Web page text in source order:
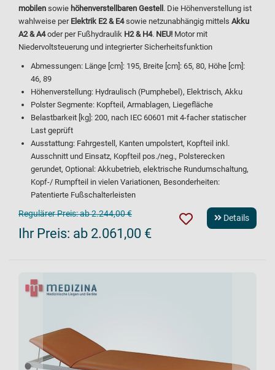
mobilen sowie höhenverstellbaren Gestell . Die Höhenverstellung ist
wahlweise per Elektrik E2 & E4sowie netzunabhängig mittels Akku
A2 & A4oder per Fußhydraulik H2 & H4. NEU! Motor mit
Niedervoltsteuerung und integrierter Sicherheitsfunktion
Abmessungen: Länge [cm]: 195, Breite [cm]: 65, 80, Höhe [cm]:
46, 89
Höhenverstellung: Hydraulisch (Pumphebel), Elektrisch, Akku
Polster Segmente: Kopfteil, Armablagen, Liegefläche
Belastbarkeit [kg]: 200, nach IEC 60601 mit 4-facher statischer
Last geprüft
Ausstattung: Fahrgestell, Kanten umpolstert, Kopfteil inkl.
Ausschnitt und Einsatz, Kopfteil pos./neg., Polsterecken
gerundet, Optional: Akkubetrieb, elektrische Rundumschaltung,
Kopf-/ Rumpfteil in vielen Variationen, Besonderheiten:
Patentierte Fußschalterleisten
Regulärer Preis:ab 2.244,00 €
Ihr Preis: ab 2.061,00 €
Details